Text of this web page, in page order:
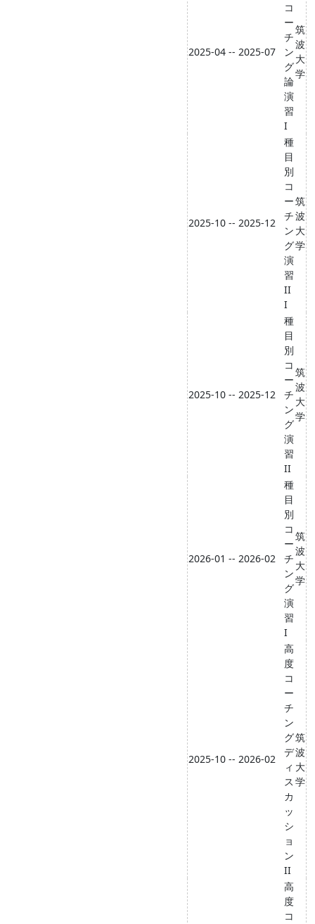
2025-04 -- 2025-07
コ
ー
チ
ン
グ
論
演
習
I
筑
波
大
学
2025-10 -- 2025-12
種
目
別
コ
ー
チ
ン
グ
演
習
II
I
筑
波
大
学
2025-10 -- 2025-12
種
目
別
コ
ー
チ
ン
グ
演
習
II
筑
波
大
学
2026-01 -- 2026-02
種
目
別
コ
ー
チ
ン
グ
演
習
I
筑
波
大
学
2025-10 -- 2026-02
高
度
コ
ー
チ
ン
グ
デ
ィ
ス
カ
ッ
シ
ョ
ン
II
筑
波
大
学
高
度
コ